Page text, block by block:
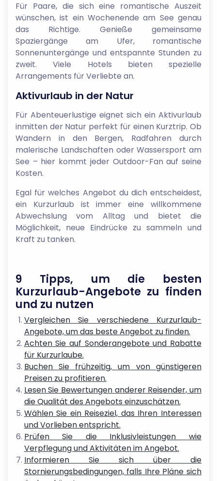
Für Paare, die sich eine romantische Auszeit
wünschen, ist ein Wochenende am See genau
das Richtige. Genieße gemeinsame
Spaziergänge am Ufer, romantische
Sonnenuntergänge und entspannte Stunden zu
zweit. Viele Hotels bieten spezielle
Arrangements für Verliebte an.
Aktivurlaub in der Natur
Für Abenteuerlustige eignet sich ein Aktivurlaub
inmitten der Natur perfekt für einen Kurztrip. Ob
Wandern in den Bergen, Radfahren durch
malerische Landschaften oder Wassersport am
See – hier kommt jeder Outdoor-Fan auf seine
Kosten.
Egal für welches Angebot du dich entscheidest,
ein Kurzurlaub ist immer eine willkommene
Abwechslung vom Alltag und bietet die
Möglichkeit, neue Eindrücke zu sammeln und
Kraft zu tanken.
9 Tipps, um die besten
Kurzurlaub-Angebote zu finden
und zu nutzen
Vergleichen Sie verschiedene Kurzurlaub-
Angebote, um das beste Angebot zu finden.
Achten Sie auf Sonderangebote und Rabatte
für Kurzurlaube.
Buchen Sie frühzeitig, um von günstigeren
Preisen zu profitieren.
Lesen Sie Bewertungen anderer Reisender, um
die Qualität des Angebots einzuschätzen.
Wählen Sie ein Reiseziel, das Ihren Interessen
und Vorlieben entspricht.
Prüfen Sie die Inklusivleistungen wie
Verpflegung und Aktivitäten im Angebot.
Informieren Sie sich über die
Stornierungsbedingungen, falls Ihre Pläne sich